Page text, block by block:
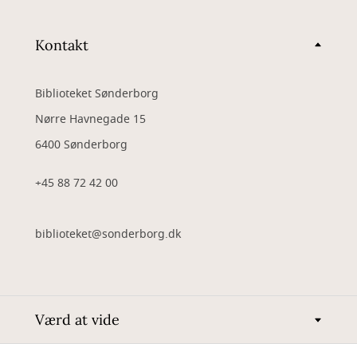
Kontakt
Biblioteket Sønderborg
Nørre Havnegade 15
6400 Sønderborg
+45 88 72 42 00
biblioteket@sonderborg.dk
Værd at vide